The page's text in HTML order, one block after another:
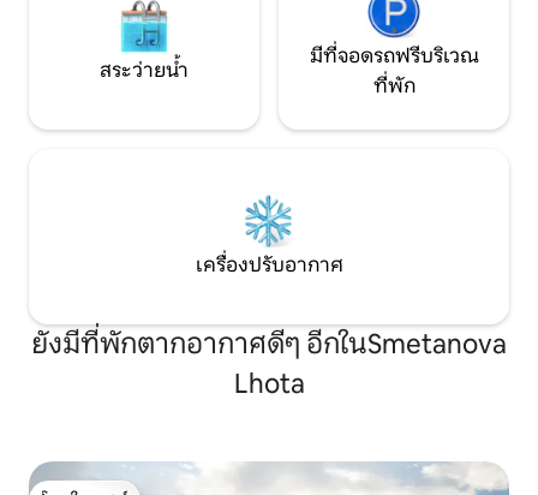
สระว่ายน้ำ
มีที่จอดรถฟรีบริเวณ
ที่พัก
เครื่องปรับอากาศ
ยังมีที่พักตากอากาศดีๆ อีกในSmetanova
Lhota